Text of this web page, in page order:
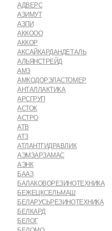
АДВЕРС
АЗИМУТ
АЗПИ
АККООО
АККОР
АКСАЙКАРДАНДЕТАЛЬ
АЛЬЯНСТРЕЙД
АМЗ
АМКОДОРЭЛАСТОМЕР
АНТАЛЛАКТИКА
АРСГРУП
АСТОК
АСТРО
АТВ
АТЗ
АТЛАНТГИДРАВЛИК
АЭМЗАРЗАМАС
АЭНК
БААЗ
БАЛАКОВОРЕЗИНОТЕХНИКА
БЕЖЕЦКСЕЛЬМАШ
БЕЛАРУСЬРЕЗИНОТЕХНИКА
БЕЛКАРД
БЕЛОГ